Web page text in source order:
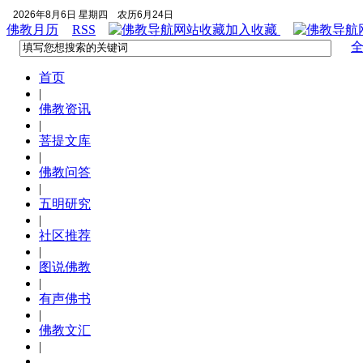
2026年8月6日 星期四 农历6月24日
佛教月历 RSS 加入收藏
首页
|
佛教资讯
|
菩提文库
|
佛教问答
|
五明研究
|
社区推荐
|
图说佛教
|
有声佛书
|
佛教文汇
|